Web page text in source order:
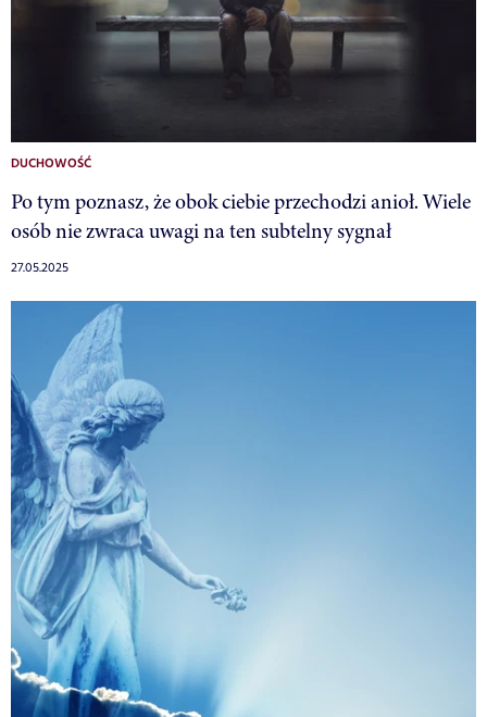
DUCHOWOŚĆ
Po tym poznasz, że obok ciebie przechodzi anioł. Wiele
osób nie zwraca uwagi na ten subtelny sygnał
27.05.2025